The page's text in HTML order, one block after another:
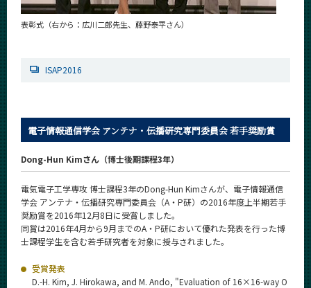
表彰式（右から：広川二郎先生、藤野泰平さん）
ISAP2016
電子情報通信学会 アンテナ・伝播研究専門委員会 若手奨励賞
Dong-Hun Kimさん（博士後期課程3年）
電気電子工学専攻 博士課程3年のDong-Hun Kimさんが、電子情報通信
学会 アンテナ・伝播研究専門委員会（A・P研）の2016年度上半期若手
奨励賞を2016年12月8日に受賞しました。
同賞は2016年4月から9月までのA・P研において優れた発表を行った博
士課程学生を含む若手研究者を対象に授与されました。
受賞発表
D.-H. Kim, J. Hirokawa, and M. Ando, "Evaluation of 16×16-way O